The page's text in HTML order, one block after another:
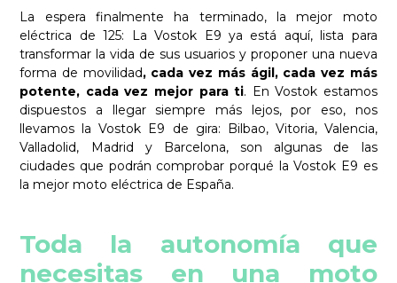
La espera finalmente ha terminado, la mejor moto
eléctrica de 125: La Vostok E9 ya está aquí, lista para
transformar la vida de sus usuarios y proponer una nueva
forma de movilidad, cada vez más ágil, cada vez más
potente, cada vez mejor para ti. En Vostok estamos
dispuestos a llegar siempre más lejos, por eso, nos
llevamos la Vostok E9 de gira: Bilbao, Vitoria, Valencia,
Valladolid, Madrid y Barcelona, son algunas de las
ciudades que podrán comprobar porqué la Vostok E9 es
la mejor moto eléctrica de España.
Toda la autonomía que
necesitas en una moto